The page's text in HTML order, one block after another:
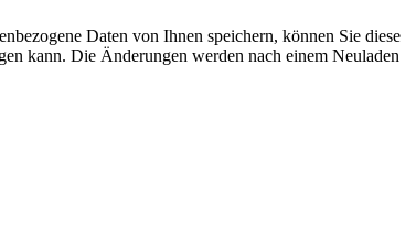
Daten von Ihnen speichern, können Sie diese
kann. Die Änderungen werden nach einem Neuladen